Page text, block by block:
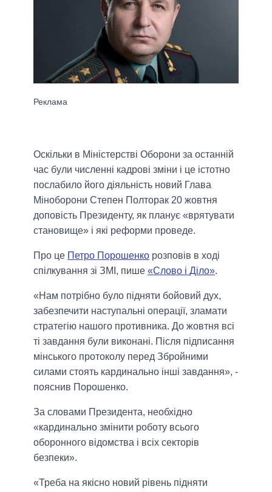
Оскільки в Міністерстві Оборони за останній
час були численні кадрові зміни і це істотно
послабило його діяльність новий Глава
Міноборони Степен Полторак 20 жовтня
доповість Президенту, як планує «врятувати
становище» і які реформи проведе.
Про це Петро Порошенко розповів в ході
спілкування зі ЗМІ, пише «Слово і Діло».
«Нам потрібно було підняти бойовий дух,
забезпечити наступальні операції, зламати
стратегію нашого противника. До жовтня всі
ті завдання були виконані. Після підписання
мінського протоколу перед Збройними
силами стоять кардинально інші завдання», -
пояснив Порошенко.
За словами Президента, необхідно
«кардинально змінити роботу всього
оборонного відомства і всіх секторів
безпеки».
«Треба на якісно новий рівень підняти